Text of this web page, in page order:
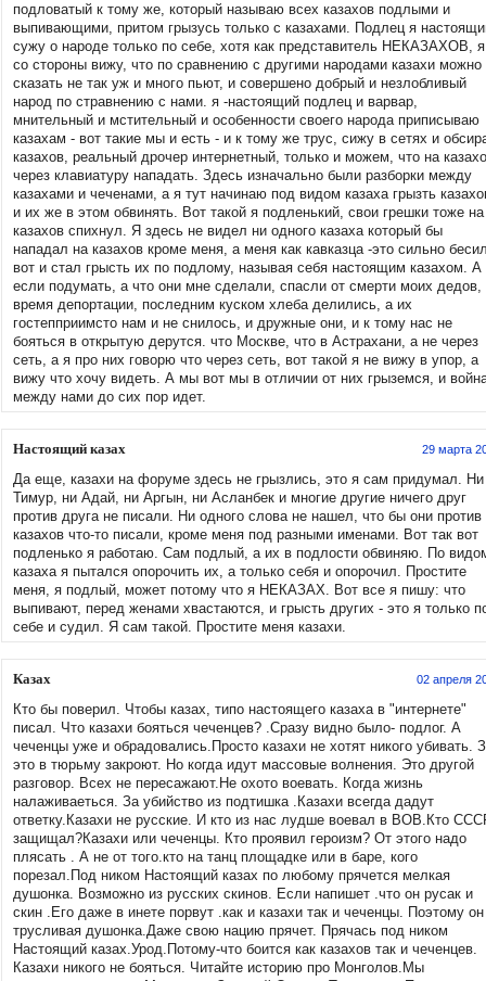
подловатый к тому же, который называю всех казахов подлыми и
выпивающими, притом грызусь только с казахами. Подлец я
сужу о народе только по себе, хотя как представитель НЕКАЗАХОВ, я
со стороны вижу, что по сравнению с другими народами казахи можно
сказать не так уж и много пьют, и совершено добрый и незлобливый
народ по стравнению с нами. я -настоящий подлец и варвар,
мнительный и мстительный и особенности своего народа приписываю
казахам - вот такие мы и есть - и к тому же трус, сижу в сетях и
казахов, реальный дрочер интернетный, только и можем, что на
через клавиатуру нападать. Здесь изначально были разборки между
казахами и чеченами, а я тут начинаю под видом казаха грызть
и их же в этом обвинять. Вот такой я подленький, свои грешки тоже на
казахов спихнул. Я здесь не видел ни одного казаха который бы
нападал на казахов кроме меня, а меня как кавказца -это сильно
вот и стал грысть их по подлому, называя себя настоящим казахом. А
если подумать, а что они мне сделали, спасли от смерти моих дедов,
время депортации, последним куском хлеба делились, а их
гостепприимсто нам и не снилось, и дружные они, и к тому нас не
бояться в открытую дерутся. что Москве, что в Астрахани, а не через
сеть, а я про них говорю что через сеть, вот такой я не вижу в упор, а
вижу что хочу видеть. А мы вот мы в отличии от них грыземся, и
между нами до сих пор идет.
Настоящий казах 29 марта
Да еще, казахи на форуме здесь не грызлись, это я сам придумал. Ни
Тимур, ни Адай, ни Аргын, ни Асланбек и многие другие ничего друг
против друга не писали. Ни одного слова не нашел, что бы они против
казахов что-то писали, кроме меня под разными именами. Вот так вот
подленько я работаю. Сам подлый, а их в подлости обвиняю. По
казаха я пытался опорочить их, а только себя и опорочил. Простите
меня, я подлый, может потому что я НЕКАЗАХ. Вот все я пишу: что
выпивают, перед женами хвастаются, и грысть других - это я только
себе и судил. Я сам такой. Простите меня казахи.
Казах 02 апреля
Кто бы поверил. Чтобы казах, типо настоящего казаха в "интернете"
писал. Что казахи бояться чеченцев? .Сразу видно было- подлог. А
чеченцы уже и обрадовались.Просто казахи не хотят никого убивать.
это в тюрьму закроют. Но когда идут массовые волнения. Это другой
разговор. Всех не пересажают.Не охото воевать. Когда жизнь
налаживаеться. За убийство из подтишка .Казахи всегда дадут
ответку.Казахи не русские. И кто из нас лудше воевал в ВОВ.Кто
защищал?Казахи или чеченцы. Кто проявил героизм? От этого надо
плясать . А не от того.кто на танц площадке или в баре, кого
порезал.Под ником Настоящий казах по любому прячется мелкая
душонка. Возможно из русских скинов. Если напишет .что он русак и
скин .Его даже в инете порвут .как и казахи так и чеченцы. Поэтому он
трусливая душонка.Даже свою нацию прячет. Прячась под ником
Настоящий казах.Урод.Потому-что боится как казахов так и чеченцев.
Казахи никого не бояться. Читайте историю про Монголов.Мы